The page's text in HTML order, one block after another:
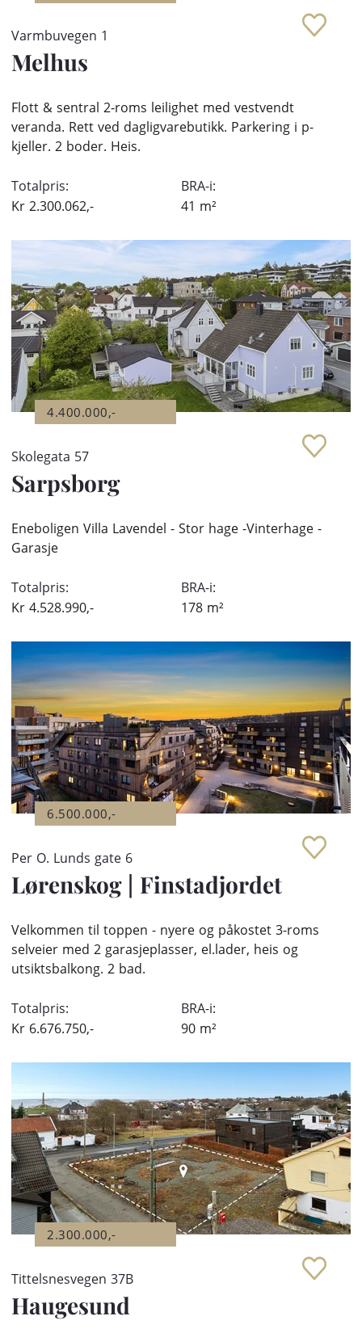
Varmbuvegen 1
Melhus
Flott & sentral 2-roms leilighet med vestvendt
veranda. Rett ved dagligvarebutikk. Parkering i p-
kjeller. 2 boder. Heis.
Totalpris:
Kr 2.300.062,-
BRA-i:
41 m²
4.400.000,-
Skolegata 57
Sarpsborg
Eneboligen Villa Lavendel - Stor hage -Vinterhage -
Garasje
Totalpris:
Kr 4.528.990,-
BRA-i:
178 m²
6.500.000,-
Per O. Lunds gate 6
Lørenskog | Finstadjordet
Velkommen til toppen - nyere og påkostet 3-roms
selveier med 2 garasjeplasser, el.lader, heis og
utsiktsbalkong. 2 bad.
Totalpris:
Kr 6.676.750,-
BRA-i:
90 m²
2.300.000,-
Tittelsnesvegen 37B
Haugesund